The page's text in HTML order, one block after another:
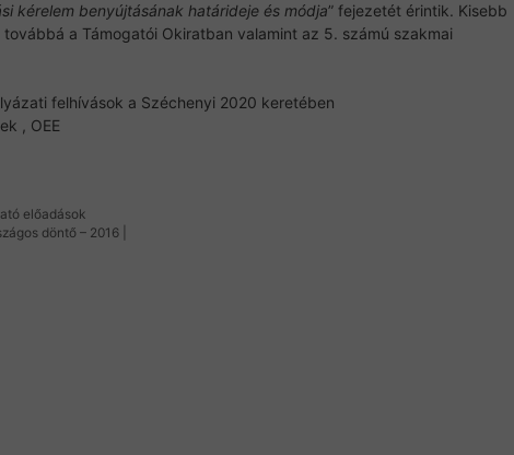
kérelem benyújtásának határideje és módja” fejezetét érintik. Kisebb
a Támogatói Okiratban valamint az 5. számú szakmai
, OEE
előadások
döntő – 2016 |